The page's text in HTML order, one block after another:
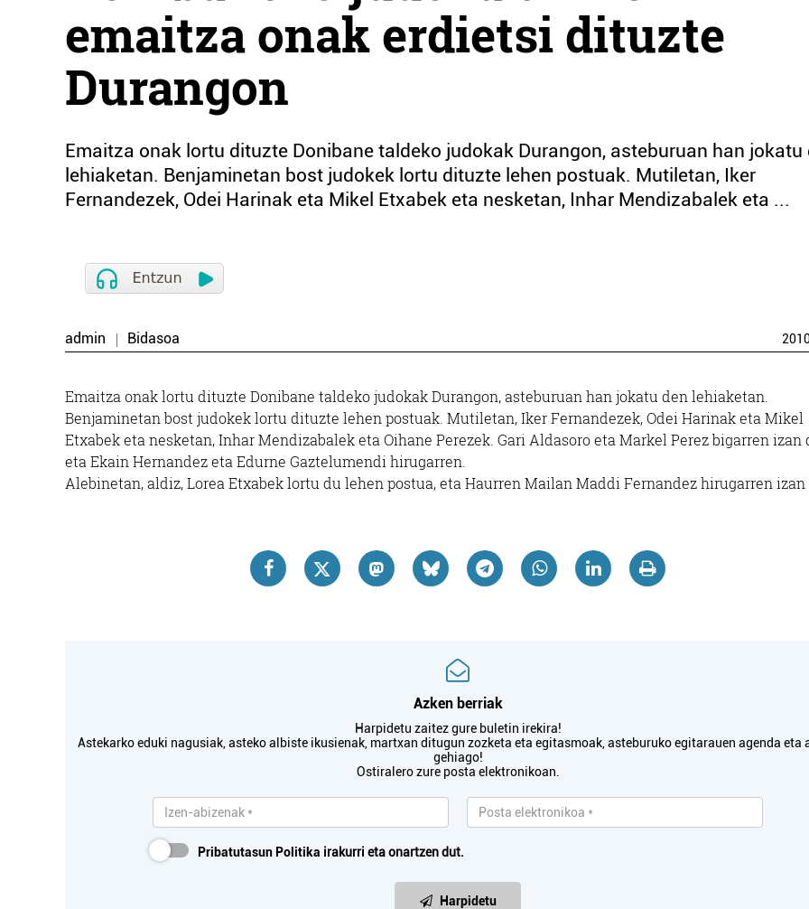
emaitza onak erdietsi dituzte
Durangon
Emaitza onak lortu dituzte Donibane taldeko judokak Durangon, asteburuan han jokatu
lehiaketan. Benjaminetan bost judokek lortu dituzte lehen postuak. Mutiletan, Iker
Fernandezek, Odei Harinak eta Mikel Etxabek eta nesketan, Inhar Mendizabalek eta ...
admin Bidasoa
Emaitza onak lortu dituzte Donibane taldeko judokak Durangon, asteburuan han jokatu den lehiaketan.
Benjaminetan bost judokek lortu dituzte lehen postuak. Mutiletan, Iker Fernandezek, Odei Harinak eta Mikel
Etxabek eta nesketan, Inhar Mendizabalek eta Oihane Perezek. Gari Aldasoro eta Markel Perez bigarren izan
eta Ekain Hernandez eta Edurne Gaztelumendi hirugarren.
Alebinetan, aldiz, Lorea Etxabek lortu du lehen postua, eta Haurren Mailan Maddi Fernandez hirugarren izan
Azken berriak
Harpidetu zaitez gure buletin irekira!
Astekarko eduki nagusiak, asteko albiste ikusienak, martxan ditugun zozketa eta egitasmoak, asteburuko egitarauen agenda eta
gehiago!
Ostiralero zure posta elektronikoan.
Pribatutasun Politika irakurri eta onartzen dut.
Harpidetu